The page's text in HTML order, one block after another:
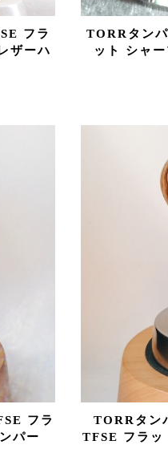
フラ
ザーハ
TORRタン
ット シャ
フラ
パー
TORRタン
TFSE フラッ